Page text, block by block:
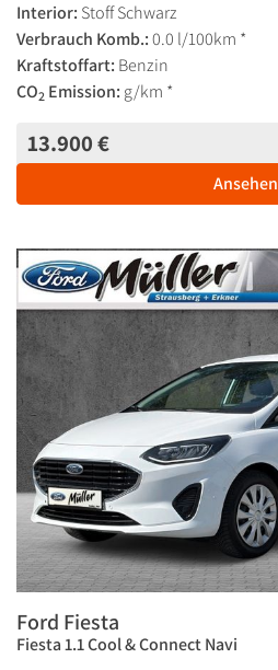
Interior: Stoff Schwarz
Verbrauch Komb.:0.0 l/100km *
Kraftstoffart: Benzin
CO2 Emission: g/km *
13.900 €
Ansehen
Ford Fiesta
Fiesta 1.1 Cool & Connect Navi